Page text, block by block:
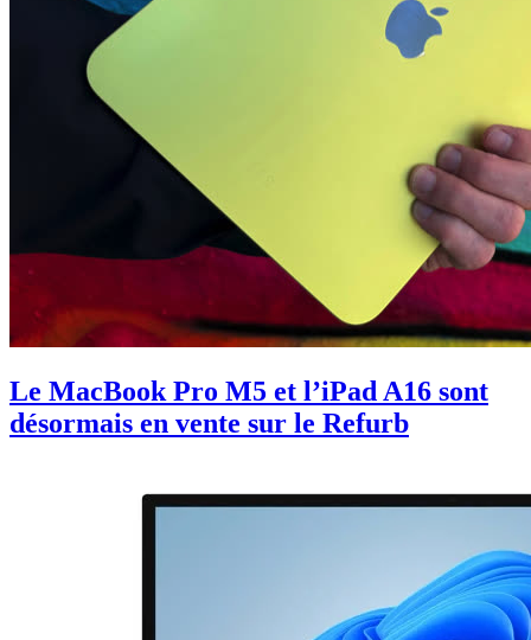
Le MacBook Pro M5 et l’iPad A16 sont
désormais en vente sur le Refurb